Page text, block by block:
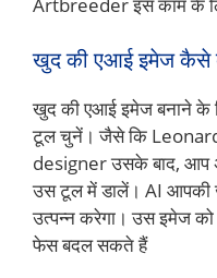
Artbreeder इस काम के
खुद की एआई इमेज कैसे
खुद की एआई इमेज बनाने के
टूल चुनें। जैसे कि
designer उसके बाद, आप
उस टूल में डालें। AI आपकी
उत्पन्न करेगा। उस इमेज
फेस बदल सकते हैं